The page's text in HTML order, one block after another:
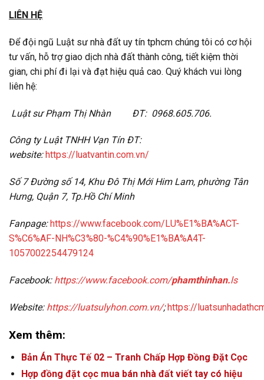
LIÊN HỆ
Để đội ngũ Luật sư nhà đất uy tín tphcm chúng tôi có cơ hội
tư vấn, hỗ trợ giao dịch nhà đất thành công, tiết kiệm thời
gian, chi phí đi lại và đạt hiệu quả cao. Quý khách vui lòng
liên hệ:
Luật sư Phạm Thị Nhàn ĐT: 0968.605.706.
Công ty Luật TNHH Vạn Tín ĐT:
website: https://luatvantin.com.vn/
Số 7 Đường số 14, Khu Đô Thị Mới Him Lam, phường Tân
Hưng, Quận 7, Tp.Hồ Chí Minh
Fanpage:https://www.facebook.com/LU%E1%BA%ACT-
S%C6%AF-NH%C3%80-%C4%90%E1%BA%A4T-
1057002254479124
Facebook: https://www.facebook.com/phamthinhan.ls
Website: https://luatsulyhon.com.vn/;https://
Xem thêm:
Bản Án Thực Tế 02 – Tranh Chấp Hợp Đồng Đặt Cọc
Hợp đồng đặt cọc mua bán nhà đất viết tay có hiệu